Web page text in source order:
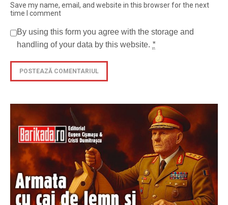
Save my name, email, and website in this browser for the next
time I comment
By using this form you agree with the storage and
handling of your data by this website. *